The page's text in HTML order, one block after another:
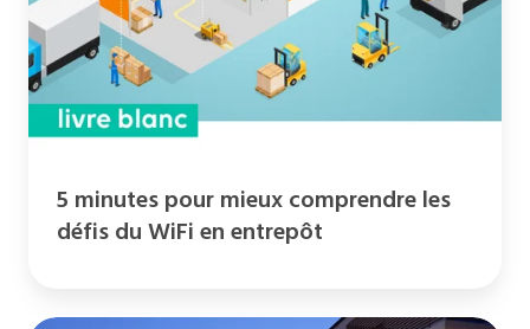
défis
du
WiFi
en
5 minutes pour mieux comprendre les
défis du WiFi en entrepôt